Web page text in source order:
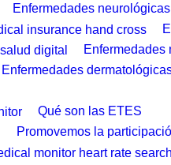
Enfermedades neurológicas
Enfermedades
Enfermedades
Qué son las ETES
Promovemos la